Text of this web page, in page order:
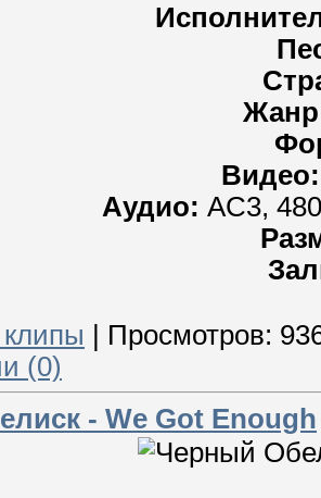
Видео:
Аудио: AC3,
клипы Просмотров:
(0)
- We Got Enough